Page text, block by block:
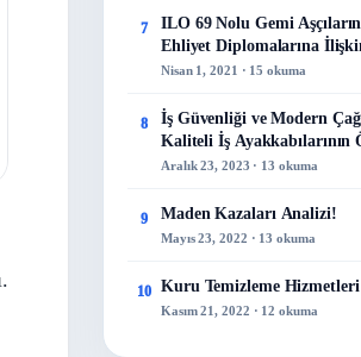
7
ILO 69 Nolu Gemi
Ehliyet Diplomalarına
Nisan 1, 2021 · 15 okuma
8
İş Güvenliği ve Modern
Kaliteli İş Ayakkabılarının
Aralık 23, 2023 · 13 okuma
9 Maden Kazaları Analizi!
Mayıs 23, 2022 · 13 okuma
10 Kuru Temizleme
Kasım 21, 2022 · 12 okuma